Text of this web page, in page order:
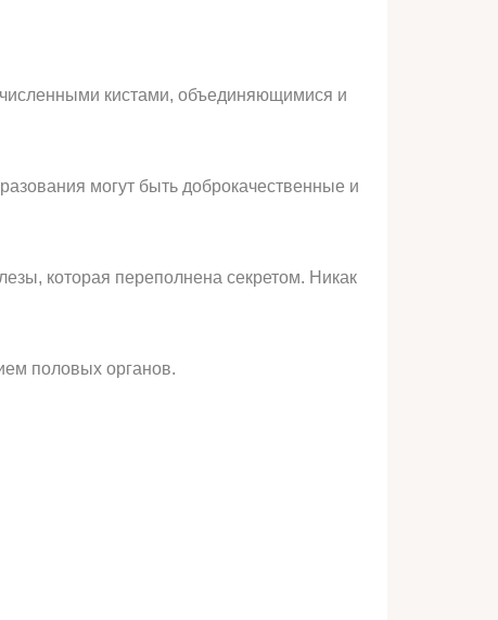
кистами, объединяющимися и
могут быть доброкачественные и
которая переполнена секретом. Никак
половых органов.